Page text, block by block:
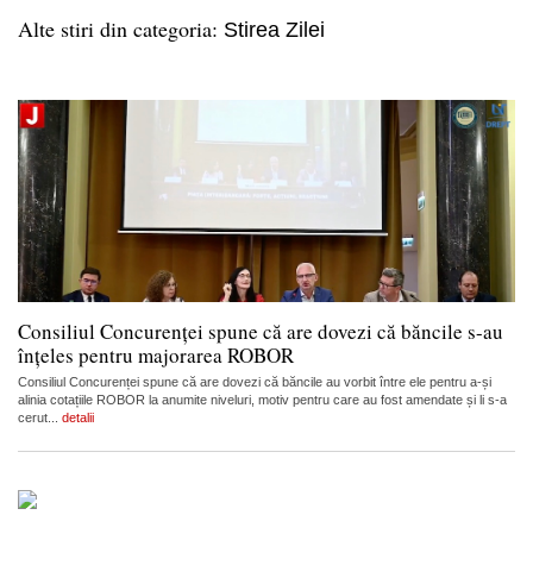
Alte stiri din categoria: Stirea Zilei
Consiliul Concurenței spune că are dovezi că băncile s-au
înțeles pentru majorarea ROBOR
Consiliul Concurenței spune că are dovezi că băncile au vorbit între ele pentru a-și
alinia cotațiile ROBOR la anumite niveluri, motiv pentru care au fost amendate și li s-a
cerut... detalii